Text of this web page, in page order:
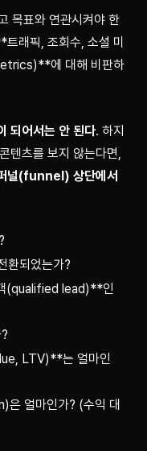
목표와 연관시켜야 한
래픽, 조회수, 소셜 미
에 대해 비판하
되어서는 안 된다. 하지
텐츠를 보지 않는다면,
널(funnel) 상단에서
환되었는가?
(qualified lead)**인
LTV)**는 얼마인
얼마인가? (수익 대